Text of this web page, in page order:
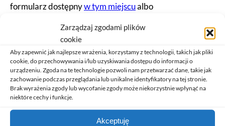
Zarządzaj zgodami plików
cookie
Aby zapewnić jak najlepsze wrażenia, korzystamy z technologii, takich jak pliki
cookie, do przechowywania i/lub uzyskiwania dostępu do informacji o
urządzeniu. Zgoda na te technologie pozwoli nam przetwarzać dane, takie jak
zachowanie podczas przeglądania lub unikalne identyfikatory na tej stronie.
Brak wyrażenia zgody lub wycofanie zgody może niekorzystnie wpłynąć na
niektóre cechy i funkcje.
Akceptuję
formularz dostępnyw tym miejscualbo
Twoją sprawę możemy omówić i załatwić
online albo w kancelarii.
Mam wieloletnie doświadczenie w
szczególności w sprawach związanych z
prawem pracy, związków zawodowych,
ubezpieczeń społecznych.